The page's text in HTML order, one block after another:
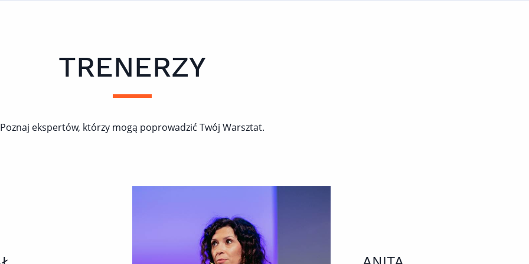
TRENERZY
Poznaj ekspertów, którzy mogą poprowadzić Twój Warsztat.